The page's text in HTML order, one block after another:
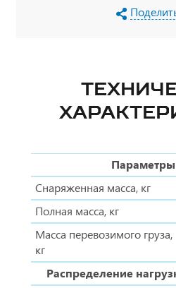
Параметры
Снаряженная масса, кг
Полная масса, кг
Масса перевозимого груза,
кг
Распределение